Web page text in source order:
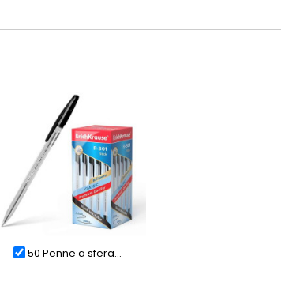
50 Penne a sfera...